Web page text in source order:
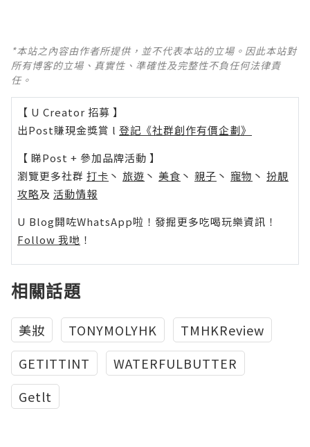
*本站之內容由作者所提供，並不代表本站的立場。因此本站對
所有博客的立場、真實性、準確性及完整性不負任何法律責
任。
【 U Creator 招募 】
出Post賺現金獎賞 l 登記《社群創作有價企劃》
【 睇Post + 參加品牌活動 】
瀏覽更多社群 打卡 丶 旅遊 丶 美食 丶 親子 丶 寵物 丶 扮靚
攻略及 活動情報
U Blog開咗WhatsApp啦！發掘更多吃喝玩樂資訊！
Follow 我哋 ！
相關話題
美妝 TONYMOLYHK
TMHKReview
GETITTINT
WATERFULBUTTER
Getlt